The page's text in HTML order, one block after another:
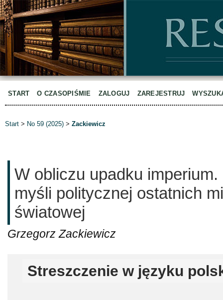
START O CZASOPIŚMIE ZALOGUJ ZAREJESTRUJ
Start > No 59 (2025) > Zackiewicz
W obliczu upadku
myśli politycznej ostatnich
światowej
Grzegorz Zackiewicz
Streszczenie w języku